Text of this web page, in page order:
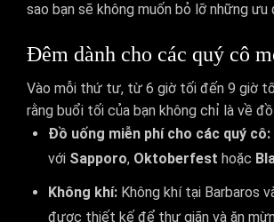
sao bạn sẽ không muốn bỏ lỡ những
Đêm dành cho các quý cô
Vào mỗi thứ tư, từ 6 giờ tối đến 9 giờ
rằng buổi tối của bạn không chỉ là về
Đồ uống miễn phí cho các quý cô:
với Sapporo, Oktoberfest hoặc
Không khí: Không khí tại Barbaros
được thiết kế để thư giãn và ăn